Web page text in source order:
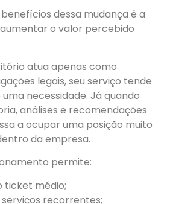
dessa mudança é a
o valor percebido
atua apenas como
legais, seu serviço tende
necessidade. Já quando
análises e recomendações
a ocupar uma posição muito
da empresa.
permite:
ticket médio;
recorrentes;